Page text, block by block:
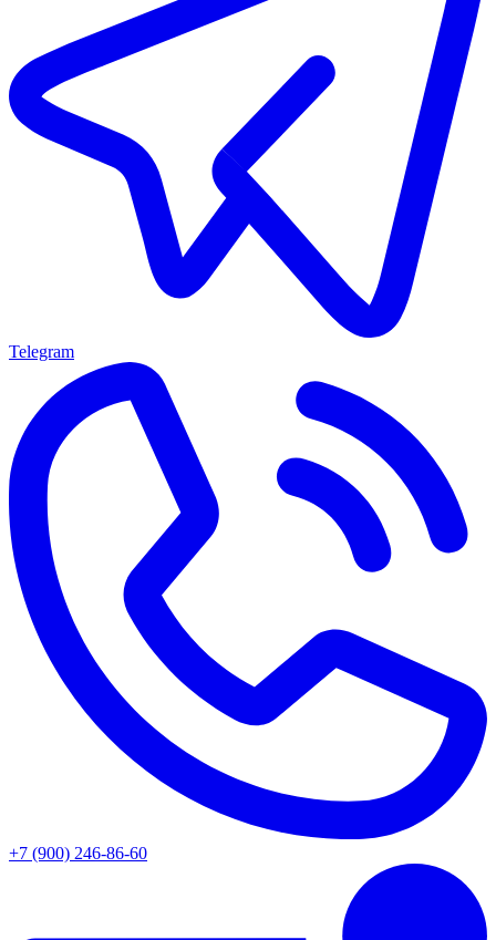
Telegram
+7 (900) 246-86-60